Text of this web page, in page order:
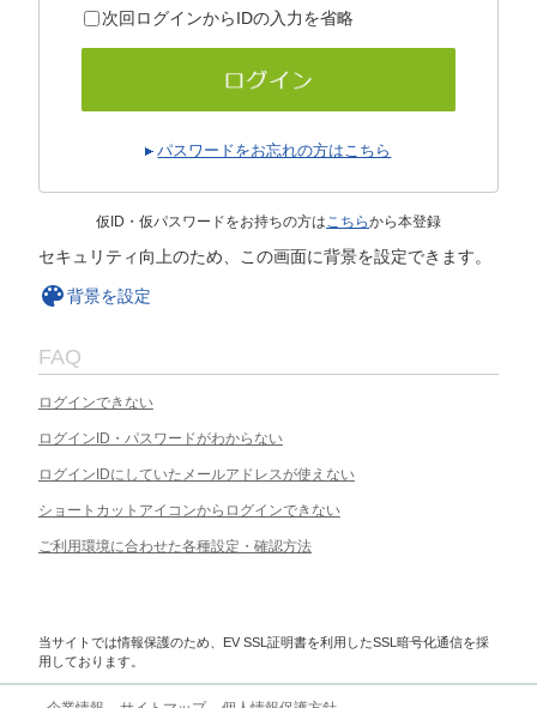
次回ログインからIDの入力を省略
パスワードをお忘れの方はこちら
仮ID・仮パスワードをお持ちの方はこちらから本登録
セキュリティ向上のため、この画面に背景を設定できます。
背景を設定
FAQ
ログインできない
ログインID・パスワードがわからない
ログインIDにしていたメールアドレスが使えない
ショートカットアイコンからログインできない
ご利用環境に合わせた各種設定・確認方法
当サイトでは情報保護のため、EV SSL証明書を利用したSSL暗号化通信を採
用しております。